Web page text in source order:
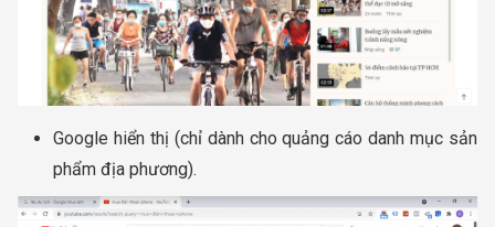
Google hiển thị (chỉ dành cho quảng cáo danh mục sản
phẩm địa phương).